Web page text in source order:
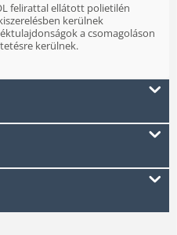
felirattal ellátott polietilén
kerülnek
a csomagoláson
kerülnek.